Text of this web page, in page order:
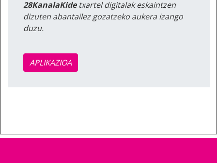
28KanalaKidetxartel digitalak eskaintzen
dizuten abantailez gozatzeko aukera izango
duzu.
APLIKAZIOA